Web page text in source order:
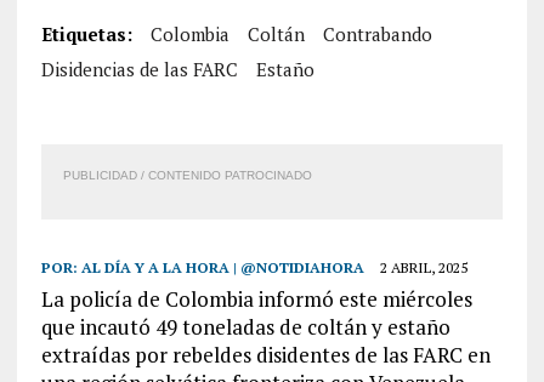
Etiquetas: Colombia Coltán
Contrabando
Disidencias de las FARC
Estaño
PUBLICIDAD / CONTENIDO PATROCINADO
POR: AL DÍA Y A LA HORA | @NOTIDIAHORA 2 ABRIL, 2025
La policía de Colombia informó este miércoles
que incautó 49 toneladas de coltán y estaño
extraídas por rebeldes disidentes de las FARC en